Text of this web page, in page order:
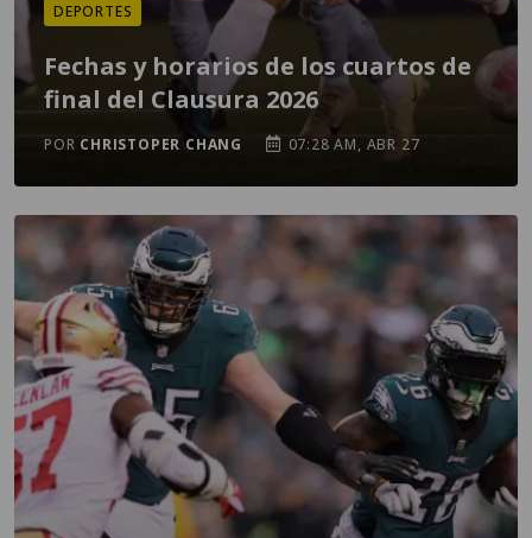
DEPORTES
Fechas y horarios de los cuartos de
final del Clausura 2026
POR CHRISTOPER CHANG 07:28 AM, ABR 27